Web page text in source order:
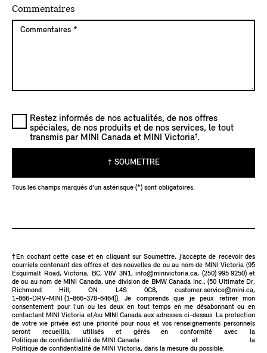
Commentaires
Restez informés de nos actualités, de nos offres
spéciales, de nos produits et de nos services, le tout
transmis par MINI Canada et MINI Victoria†.
† SOUMETTRE
Tous les champs marqués d'un astérisque (*) sont obligatoires.
†En cochant cette case et en cliquant sur Soumettre, j’accepte de recevoir des
courriels contenant des offres et des nouvelles de ou au nom de MINI Victoria (95
Esquimalt Road, Victoria, BC, V8V 3N1, info@minivictoria.ca, (250) 995 9250) et
de ou au nom de MINI Canada, une division de BMW Canada Inc., (50 Ultimate Dr,
Richmond Hill, ON L4S 0C8, customer.service@mini.ca,
1-866-DRV-MINI (1-866-378-6464)). Je comprends que je peux retirer mon
consentement pour l’un ou les deux en tout temps en me désabonnant ou en
contactant MINI Victoria et/ou MINI Canada aux adresses ci-dessus. La protection
de votre vie privée est une priorité pour nous et vos renseignements personnels
seront recueillis, utilisés et gérés en conformité avec la
Politique de confidentialité de MINI Canada et la
Politique de confidentialité de MINI Victoria, dans la mesure du possible.